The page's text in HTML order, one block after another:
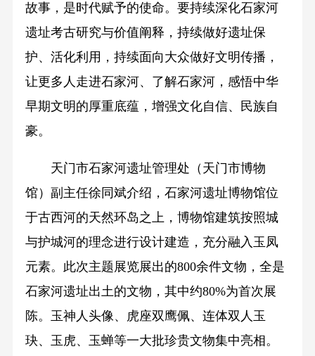
故事，是时代赋予的使命。要持续深化石家河
遗址考古研究与价值阐释，持续做好遗址保
护、活化利用，持续面向大众做好文明传播，
让更多人走进石家河、了解石家河，感悟中华
早期文明的厚重底蕴，增强文化自信、民族自
豪。
天门市石家河遗址管理处（天门市博物
馆）副主任徐同斌介绍，石家河遗址博物馆位
于古西河的天然环岛之上，博物馆建筑按照城
与护城河的理念进行设计建造，充分融入玉凤
元素。此次主题展览展出的800余件文物，全是
石家河遗址出土的文物，其中约80%为首次展
陈。玉神人头像、虎座双鹰佩、连体双人玉
玦、玉虎、玉蝉等一大批珍贵文物集中亮相。